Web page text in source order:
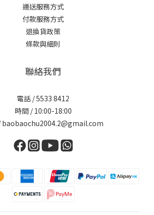
運送服務方式
付款服務方式
退換貨政策
條款與細則
聯絡我們
電話 / 5533 8412
時間 / 10:00-18:00
baobaochu2004.2@gmail.com